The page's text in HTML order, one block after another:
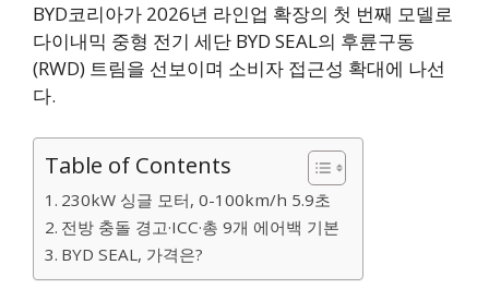
BYD코리아가 2026년 라인업 확장의 첫 번째 모델로
다이내믹 중형 전기 세단 BYD SEAL의 후륜구동
(RWD) 트림을 선보이며 소비자 접근성 확대에 나선
다.
Table of Contents
230kW 싱글 모터, 0-100km/h 5.9초
전방 충돌 경고·ICC·총 9개 에어백 기본
BYD SEAL, 가격은?